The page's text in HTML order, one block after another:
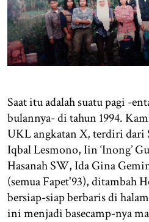
Saat itu adalah suatu pagi -
bulannya- di tahun 1994.
UKL angkatan X, terdiri dari
Iqbal Lesmono, Iin ‘Inong’
Hasanah SW, Ida Gina
(semua Fapet'93), ditambah
bersiap-siap berbaris di
ini menjadi basecamp-nya